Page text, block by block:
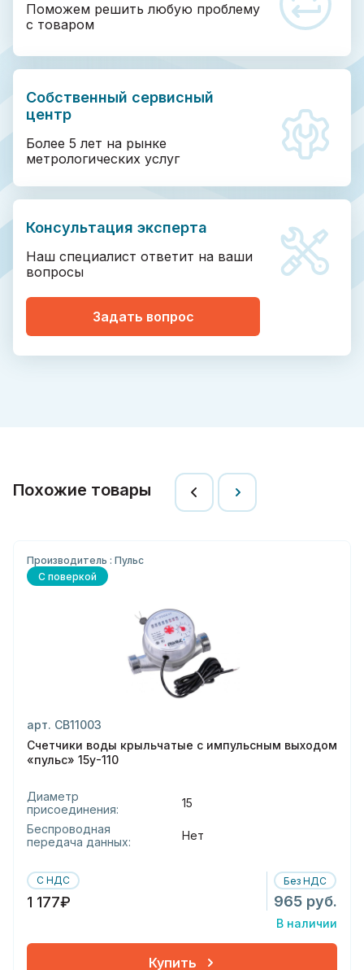
Поможем решить любую проблему
с товаром
Собственный сервисный
центр
Более 5 лет на рынке
метрологических услуг
Консультация эксперта
Наш специалист ответит на ваши
вопросы
Задать вопрос
Похожие товары
Производитель : Пульс
С поверкой
арт. СВ11003
Счетчики воды крыльчатые с импульсным выходом
«пульс» 15у-110
Диаметр
присоединения:
15
Беспроводная
передача данных:
Нет
С НДС
1 177₽
Без НДС
965 руб.
В наличии
Купить